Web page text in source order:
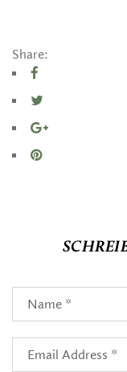
Share: